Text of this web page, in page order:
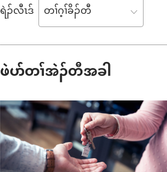
ရဲၣ်လီၤဒ်
ဖဲပာ်တၢ်အဲၣ်တီအခါ